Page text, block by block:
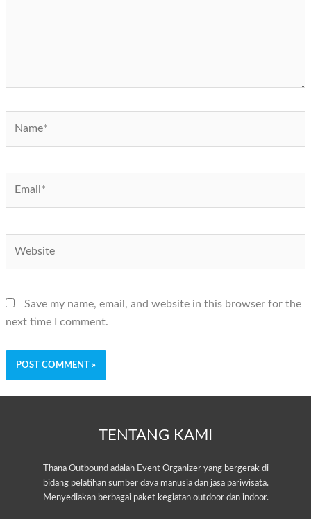
Save my name, email, and website in this browser for the
next time I comment.
TENTANG KAMI
Thana Outbound adalah Event Organizer yang bergerak di
bidang pelatihan sumber daya manusia dan jasa pariwisata.
Menyediakan berbagai paket kegiatan outdoor dan indoor.